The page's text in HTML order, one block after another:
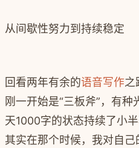
从间歇性努力到持续稳定
回看两年有余的语音写作之
刚一开始是“三板斧”，有
天1000字的状态持续了小半
其实在那个时候，我对自